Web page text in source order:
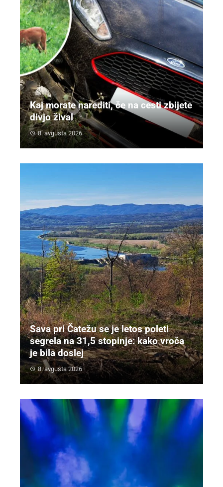
Kaj morate narediti, če na cesti zbijete
divjo žival
8. avgusta 2026
Sava pri Čatežu se je letos poleti
segrela na 31,5 stopinje: kako vroča
je bila doslej
8. avgusta 2026